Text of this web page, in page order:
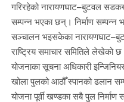
गरिरहेको नारायणघाट–बुटवल
सम्पन्न भएका छन्। निर्माण
सञ्चालन भइसकेका
राष्ट्रिय समाचार समितिले लेखेको
योजनाका सूचना अधिकारी
खोला पुलको आठौँ स्पानको ढलान
योजना पूर्वी खण्डका सबै पुल निर्माण